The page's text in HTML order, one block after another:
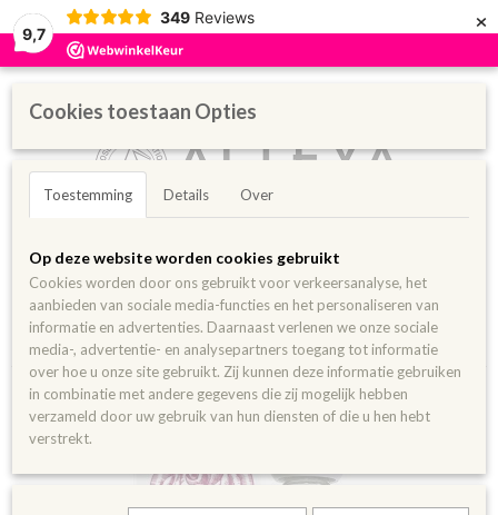
9,7
349 Reviews ×
Home>Aanbiedingen>3 pak Biologisch Bulgaars Rozenwater 500
Cookies toestaan Opties
Toestemming Details Over
Op deze website worden cookies gebruikt
Cookies worden door ons gebruikt voor verkeersanalyse, het
aanbieden van sociale media-functies en het personaliseren van
informatie en advertenties. Daarnaast verlenen we onze sociale
media-, advertentie- en analysepartners toegang tot informatie
over hoe u onze site gebruikt. Zij kunnen deze informatie gebruiken
in combinatie met andere gegevens die zij mogelijk hebben
verzameld door uw gebruik van hun diensten of die u hen hebt
verstrekt.